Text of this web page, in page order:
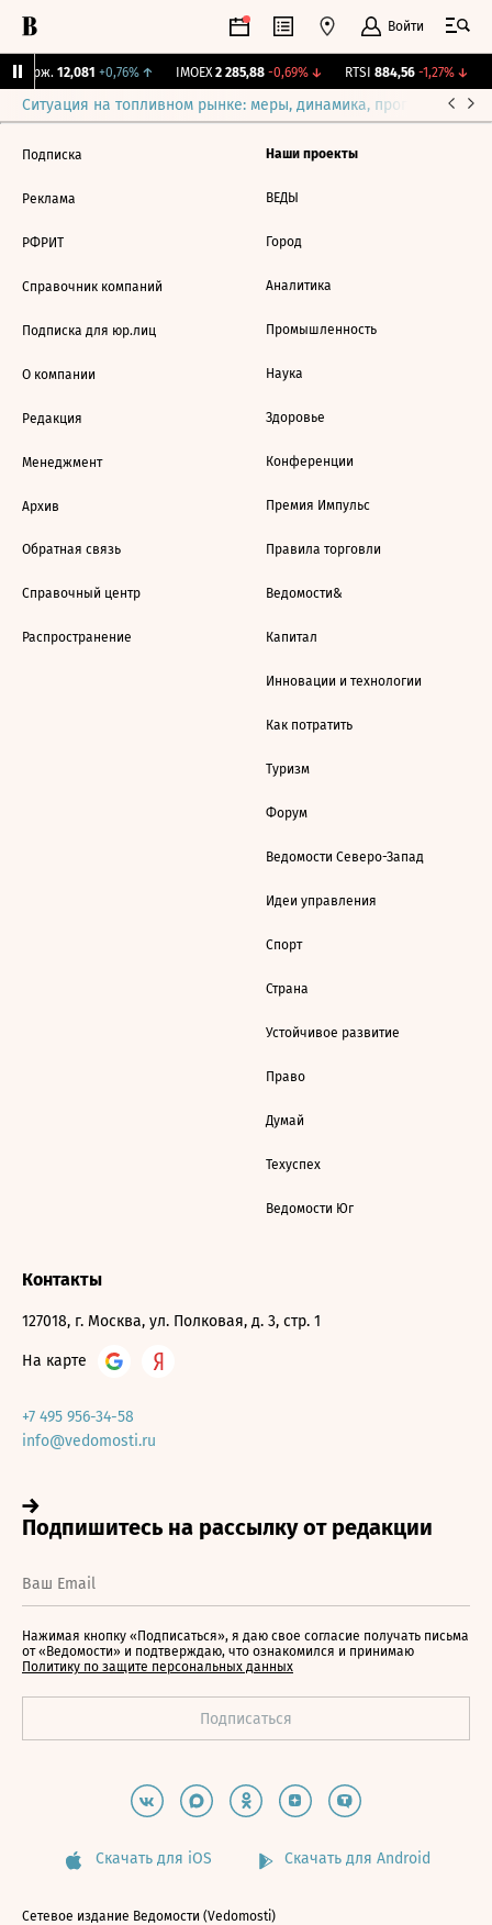
Войти
Бирж. 12,081 +0,76%↑ IMOEX 2 285,88 -0,69%↓ RTSI 884,56 -1,27%↓
Ситуация на топливном рынке: меры, динамика, прогнозы
Подписка
Реклама
РФРИТ
Справочник компаний
Подписка для юр.лиц
О компании
Редакция
Менеджмент
Архив
Обратная связь
Справочный центр
Распространение
Наши проекты
ВЕДЫ
Город
Аналитика
Промышленность
Наука
Здоровье
Конференции
Премия Импульс
Правила торговли
Ведомости&
Капитал
Инновации и технологии
Как потратить
Туризм
Форум
Ведомости Северо-Запад
Идеи управления
Спорт
Страна
Устойчивое развитие
Право
Думай
Техуспех
Ведомости Юг
Контакты
127018, г. Москва, ул. Полковая, д. 3, стр. 1
На карте
+7 495 956-34-58
info@vedomosti.ru
Нажимая кнопку «Подписаться», я даю свое согласие получать письма
от «Ведомости» и подтверждаю, что ознакомился и принимаю
Политику по защите персональных данных
Скачать для iOS Скачать для Android
Сетевое издание Ведомости (Vedomosti)